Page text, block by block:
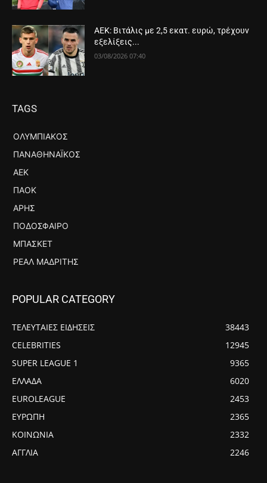
ΑΕΚ: Βιτάλις με 2,5 εκατ. ευρώ, τρέχουν
εξελίξεις...
03/08/2026 07:40
TAGS
ΟΛΥΜΠΙΑΚΌΣ
ΠΑΝΑΘΗΝΑΪΚΌΣ
ΑΕΚ
ΠΑΟΚ
ΆΡΗΣ
ΠΟΔΌΣΦΑΙΡΟ
ΜΠΆΣΚΕΤ
ΡΕΆΛ ΜΑΔΡΊΤΗΣ
POPULAR CATEGORY
ΤΕΛΕΥΤΑΙΕΣ ΕΙΔΗΣΕΙΣ
38443
CELEBRITIES
12945
SUPER LEAGUE 1
9365
ΕΛΛΑΔΑ
6020
EUROLEAGUE
2453
ΕΥΡΩΠΗ
2365
ΚΟΙΝΩΝΙΑ
2332
ΑΓΓΛΙΑ
2246